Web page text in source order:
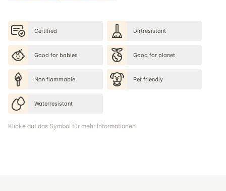
Certified Dirtresistant
Good for babies Good for planet
Non flammable Pet friendly
Waterresistant
Klicke auf das Symbol für mehr Informationen